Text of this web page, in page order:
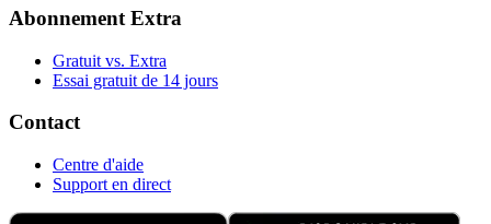
Abonnement Extra
Gratuit vs. Extra
Essai gratuit de 14 jours
Contact
Centre d'aide
Support en direct